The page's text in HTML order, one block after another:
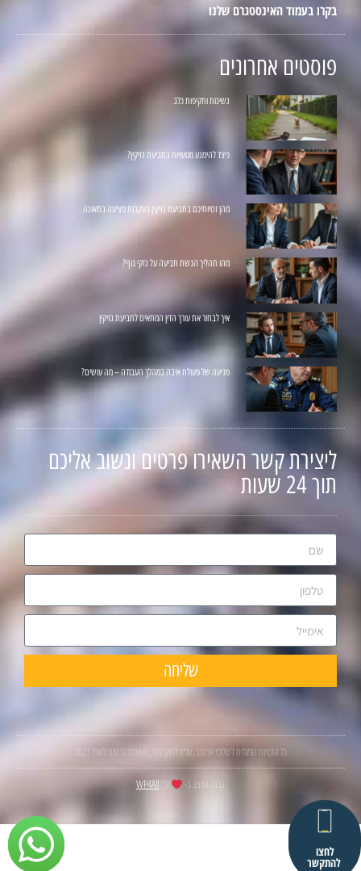
בקרו בעמוד האינסטגרם שלנו
פוסטים אחרונים
נשיכות ותקיפות כלב
כיצד להימנע מטעויות בתביעת נזיקין?
מהן זכויותיכם בתביעת נזיקין בעקבות פציעה בתאונה
מהו תהליך הגשת תביעה על נזקי גוף?
איך לבחור את עורך הדין המתאים לתביעת נזיקין
פגיעה של פעולת איבה במהלך העבודה – מה עושים?
ליצירת קשר השאירו פרטים ונשוב אליכם
תוך 24 שעות
שליחה
כל הזכויות שמורות לשלומי ארונוב, עו"ד לנזקי גוף, תאונות וביטוח לאומי 2023
נבנה ועוצב ב- ע"יWP4All
לחצו
להתקשר